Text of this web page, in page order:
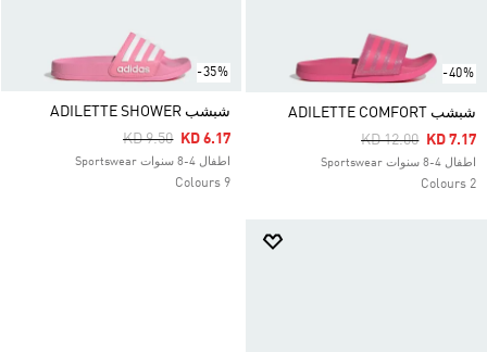
-40%
شبشب ADILETTE COMFORT
Price Reduced
KD 12.00ToKD 7.17
اطفال 4-8 سنوات Sportswear
2 Colours
-35%
شبشب ADILETTE SHOWER
Price Reduced From
KD 9.50ToKD 6.17
اطفال 4-8 سنوات Sportswear
9 Colours